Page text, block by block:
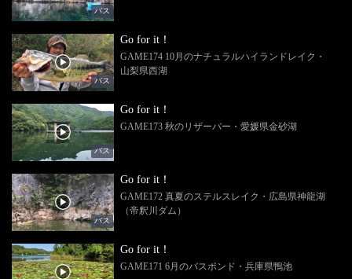
バス
バス
Go for it！
GAME174 10月のナチュラルハイランドレイク・
山梨県西湖
バス
Go for it！
GAME173 秋のリザーバー・愛媛県金砂湖
バス
Go for it！
GAME172 真夏のステルスレイク・広島県神龍湖
（帝釈川ダム）
Go for it！
GAME171 6月のバスポンド・兵庫県鴨池